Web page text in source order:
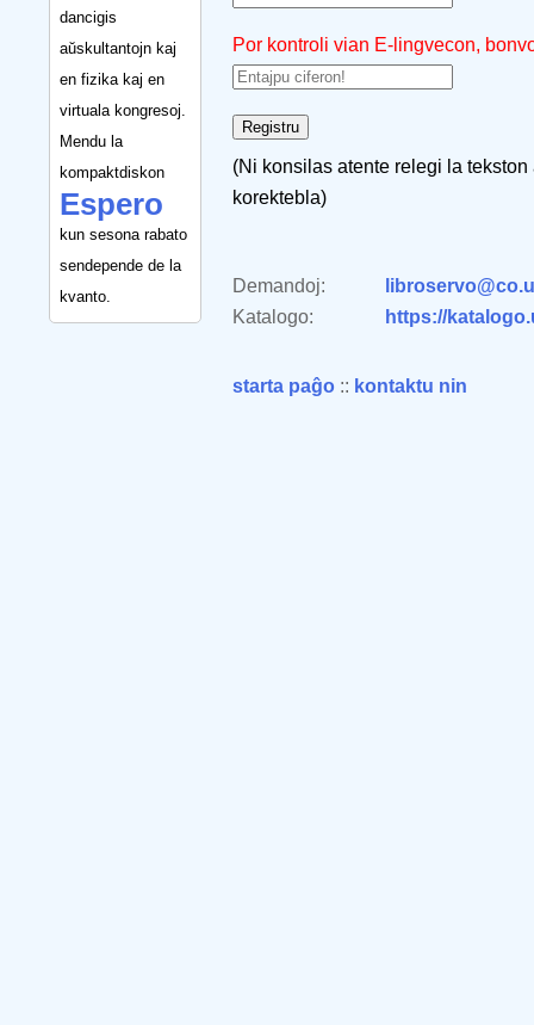
dancigis
aŭskultantojn kaj
en fizika kaj en
virtuala kongresoj.
Mendu la
kompaktdiskon
Espero
kun sesona rabato
sendepende de la
kvanto.
Por kontroli vian E-lingvecon,
(Ni konsilas atente relegi la
korektebla)
Demandoj:
Katalogo:
https://
starta paĝo :: kontaktu nin